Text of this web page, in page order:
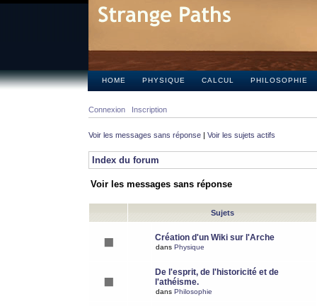
HOME PHYSIQUE CALCUL PHILOSOPHIE
Connexion Inscription
Voir les messages sans réponse | Voir les sujets actifs
Index du forum
Voir les messages sans réponse
Sujets
Création d'un Wiki sur l'Arche
dans Physique
De l'esprit, de l'historicité et de
l'athéisme.
dans Philosophie